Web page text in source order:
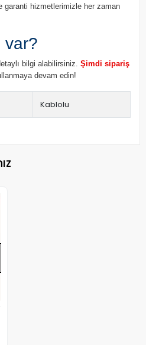
garanti hizmetlerimizle her zaman
var?
bilgi alabilirsiniz. Şimdi sipariş
devam edin!
Kablolu